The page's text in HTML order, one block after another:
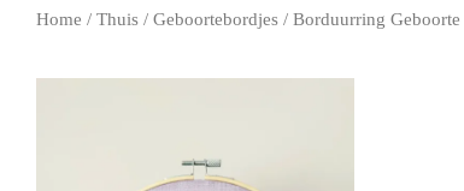
Home / Thuis / Geboortebordjes / Borduurring Geboorte